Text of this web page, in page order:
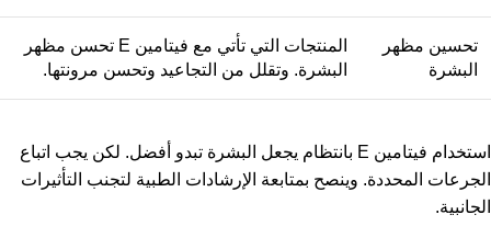
تحسين مظهر
البشرة
المنتجات التي تأتي مع فيتامين E تحسن مظهر
البشرة. وتقلل من التجاعيد وتحسن مرونتها.
استخدام فيتامين E بانتظام يجعل البشرة تبدو أفضل. لكن يجب اتباع
الجرعات المحددة. وينصح بمتابعة الإرشادات الطبية لتجنب التأثيرات
الجانبية.